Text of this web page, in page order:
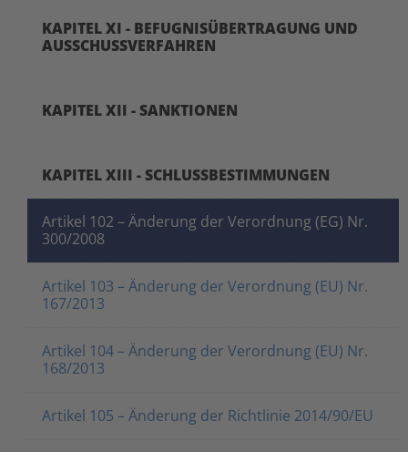
KAPITEL XI - BEFUGNISÜBERTRAGUNG UND
AUSSCHUSSVERFAHREN
KAPITEL XII - SANKTIONEN
KAPITEL XIII - SCHLUSSBESTIMMUNGEN
Artikel 102 – Änderung der Verordnung (EG) Nr.
300/2008
Artikel 103 – Änderung der Verordnung (EU) Nr.
167/2013
Artikel 104 – Änderung der Verordnung (EU) Nr.
168/2013
Artikel 105 – Änderung der Richtlinie 2014/90/EU